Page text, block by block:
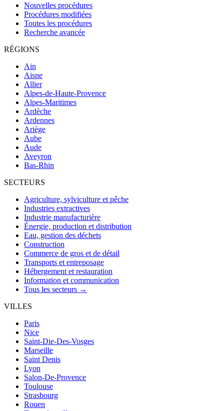
Nouvelles procédures
Procédures modifiées
Toutes les procédures
Recherche avancée
RÉGIONS
Ain
Aisne
Allier
Alpes-de-Haute-Provence
Alpes-Maritimes
Ardèche
Ardennes
Ariège
Aube
Aude
Aveyron
Bas-Rhin
SECTEURS
Agriculture, sylviculture et pêche
Industries extractives
Industrie manufacturière
Énergie, production et distribution
Eau, gestion des déchets
Construction
Commerce de gros et de détail
Transports et entreposage
Hébergement et restauration
Information et communication
Tous les secteurs →
VILLES
Paris
Nice
Saint-Die-Des-Vosges
Marseille
Saint Denis
Lyon
Salon-De-Provence
Toulouse
Strasbourg
Rouen